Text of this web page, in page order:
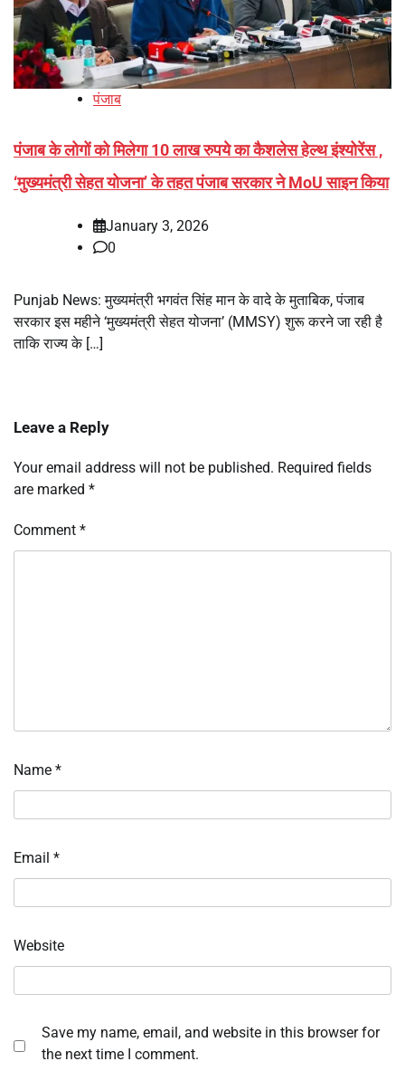
पंजाब
पंजाब के लोगों को मिलेगा 10 लाख रुपये का कैशलेस हेल्थ इंश्योरेंस ,
‘मुख्यमंत्री सेहत योजना’ के तहत पंजाब सरकार ने MoU साइन किया
January 3, 2026
0
Punjab News: मुख्यमंत्री भगवंत सिंह मान के वादे के मुताबिक, पंजाब
सरकार इस महीने ‘मुख्यमंत्री सेहत योजना’ (MMSY) शुरू करने जा रही है
ताकि राज्य के […]
Leave a Reply
Your email address will not be published. Required fields
are marked *
Comment *
Name *
Email *
Website
Save my name, email, and website in this browser for
the next time I comment.